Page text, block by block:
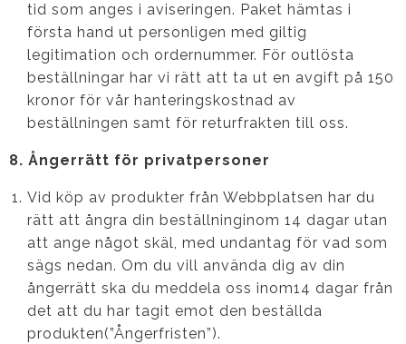
tid som anges i aviseringen. Paket hämtas i
första hand ut personligen med giltig
legitimation och ordernummer. För outlösta
beställningar har vi rätt att ta ut en avgift på 150
kronor för vår hanteringskostnad av
beställningen samt för returfrakten till oss.
8. Ångerrätt för privatpersoner
Vid köp av produkter från Webbplatsen har du
rätt att ångra din beställninginom 14 dagar utan
att ange något skäl, med undantag för vad som
sägs nedan. Om du vill använda dig av din
ångerrätt ska du meddela oss inom14 dagar från
det att du har tagit emot den beställda
produkten(”Ångerfristen”).